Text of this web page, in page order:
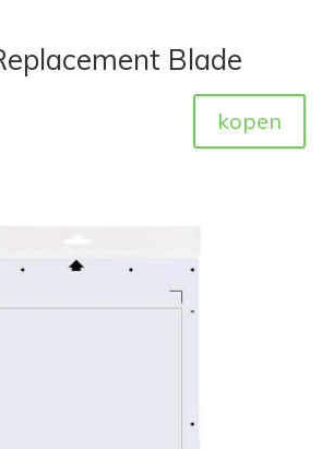
Blade
kopen